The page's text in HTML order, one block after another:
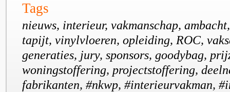
Tags
nieuws, interieur, vakmanschap,
tapijt, vinylvloeren, opleiding, ROC,
generaties, jury, sponsors, goodybag,
woningstoffering, projectstoffering,
fabrikanten, #nkwp, #interieurvakman,